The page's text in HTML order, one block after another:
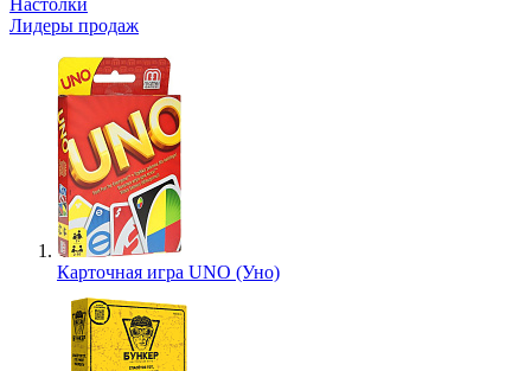
Настолки
Лидеры продаж
Карточная игра UNO (Уно)